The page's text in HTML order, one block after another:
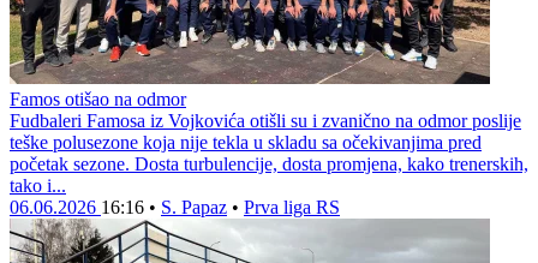
Famos otišao na odmor
Fudbaleri Famosa iz Vojkovića otišli su i zvanično na odmor poslije
teške polusezone koja nije tekla u skladu sa očekivanjima pred
početak sezone. Dosta turbulencije, dosta promjena, kako trenerskih,
tako i...
06.06.2026 16:16 • S. Papaz • Prva liga RS